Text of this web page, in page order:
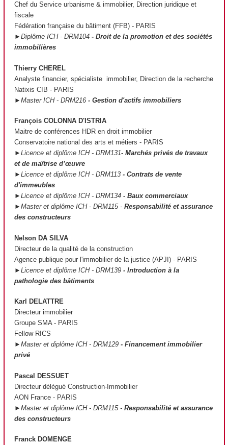
Chef du Service urbanisme & immobilier, Direction juridique et
fiscale
Fédération française du bâtiment (FFB) - PARIS
►Diplôme ICH - DRM104 - Droit de la promotion et des sociétés
immobilières
Thierry CHEREL
Analyste financier, spécialiste immobilier, Direction de la recherche
Natixis CIB - PARIS
►Master ICH - DRM216 - Gestion d'actifs immobiliers
François COLONNA D'ISTRIA
Maitre de conférences HDR en droit immobilier
Conservatoire national des arts et métiers - PARIS
►Licence et diplôme ICH - DRM131- Marchés privés de travaux
et de maîtrise d’œuvre
►Licence et diplôme ICH - DRM113 - Contrats de vente
d'immeubles
►Licence et diplôme ICH - DRM134 - Baux commerciaux
►Master et diplôme ICH - DRM115 - Responsabilité et assurance
des constructeurs
Nelson DA SILVA
Directeur de la qualité de la construction
Agence publique pour l'immobilier de la justice (APJI) - PARIS
►Licence et diplôme ICH - DRM139 - Introduction à la
pathologie des bâtiments
Karl DELATTRE
Directeur immobilier
Groupe SMA - PARIS
Fellow RICS
►Master et diplôme ICH - DRM129 - Financement immobilier
privé
Pascal DESSUET
Directeur délégué Construction-Immobilier
AON France - PARIS
►Master et diplôme ICH - DRM115 - Responsabilité et assurance
des constructeurs
Franck DOMENGE